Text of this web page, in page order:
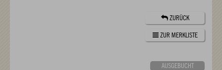
ZURÜCK
ZUR MERKLISTE
AUSGEBUCHT